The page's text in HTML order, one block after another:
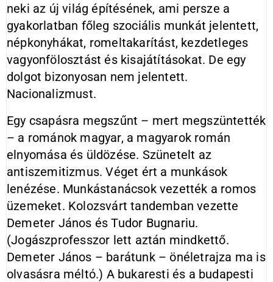
neki az új világ építésének, ami persze a
gyakorlatban főleg szociális munkát jelentett,
népkonyhákat, romeltakarítást, kezdetleges
vagyonfölosztást és kisajátításokat. De egy
dolgot bizonyosan nem jelentett.
Nacionalizmust.
Egy csapásra megszűnt – mert megszüntették
– a románok magyar, a magyarok román
elnyomása és üldözése. Szünetelt az
antiszemitizmus. Véget ért a munkások
lenézése. Munkástanácsok vezették a romos
üzemeket. Kolozsvárt tandemban vezette
Demeter János és Tudor Bugnariu.
(Jogászprofesszor lett aztán mindkettő.
Demeter János – barátunk – önéletrajza ma is
olvasásra méltó.) A bukaresti és a budapesti